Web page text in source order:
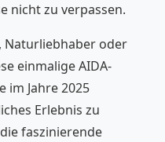
nicht zu verpassen.
oder
einmalige AIDA-
im Jahre 2025
Erlebnis zu
faszinierende